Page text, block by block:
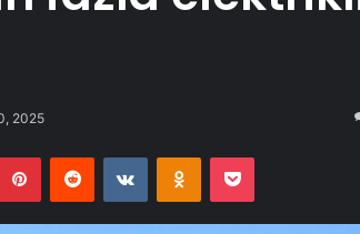
2025
PinterestReddit VKontakteOdnoklassniki
Pocket